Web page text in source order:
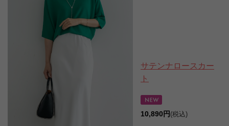
サテンナロースカー
ト
10,890円 (税込)